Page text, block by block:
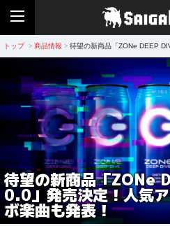
トップ > 商品情報 > 待望の新商品「ZONe DEEP
待望の新商品「ZONe
0.0」発売決定！人気
ボ楽曲も発表！